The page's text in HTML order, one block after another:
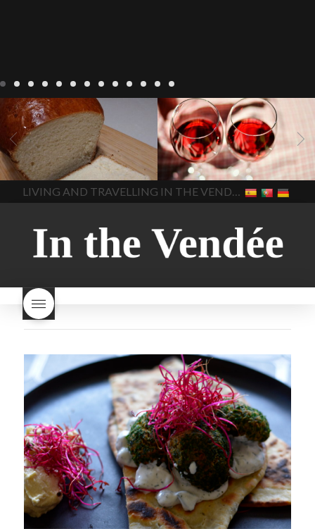
Recepten Wonen
baken in
Frankrijk bakken in de
Vendee
brood bakken
brood met gist gist brood
het beste brood hoe moet
ik brood bakken is melk
brood gezond is melkbrood
gezond mama's brood melk
brood melk brood en
wat is melkbrood
zijn melk
brood en brioche hetzelfde
brood
In The Vendee
Blog Wonen beaujolais
2022 Beaujolais Nouveau
2022 De wijnmakers laten
de druiventrossen gisten in
een anaërobe donderdag
17 november 2022 is
beaujolais dag hoe lang is
Beaujolais Nouveau
houdbaar hoeveel flessen
verkocht
is Beaujolais
Nouveau een fruitige wijn
kooldioxiderijke omgeving.
Nouveau naar? wat is
wanneer is beaujolais dag
wanneer is beaujolais
nouveau dag Wat is de dag
van Beaujolais Nouveau wat
is de traditie rond beaujolais
nouveau wat maakt
Beaujolais Nouveau zo
speciaal wat zijn tannines
witte beaujolais nouveau
In The Vendee
LIVING AND TRAVELLING IN THE VENDÉE